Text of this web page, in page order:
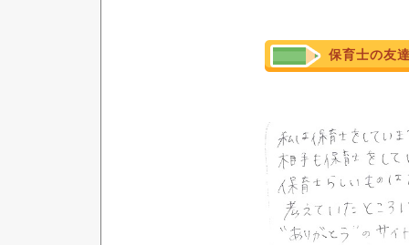
保育士の友